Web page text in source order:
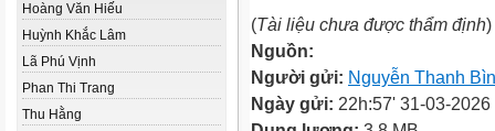
Hoàng Văn Hiếu
Huỳnh Khắc Lâm
Lã Phú Vịnh
Phan Thi Trang
Thu Hằng
(Tài liệu chưa được thẩm định)
Nguồn:
Người gửi: Nguyễn Thanh
Ngày gửi: 22h:57' 31-03-2026